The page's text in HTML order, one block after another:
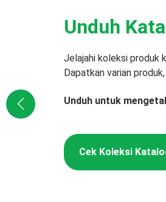
Unduh
Jelajahi koleksi produk
Dapatkan varian
Unduh untuk
Cek Koleksi